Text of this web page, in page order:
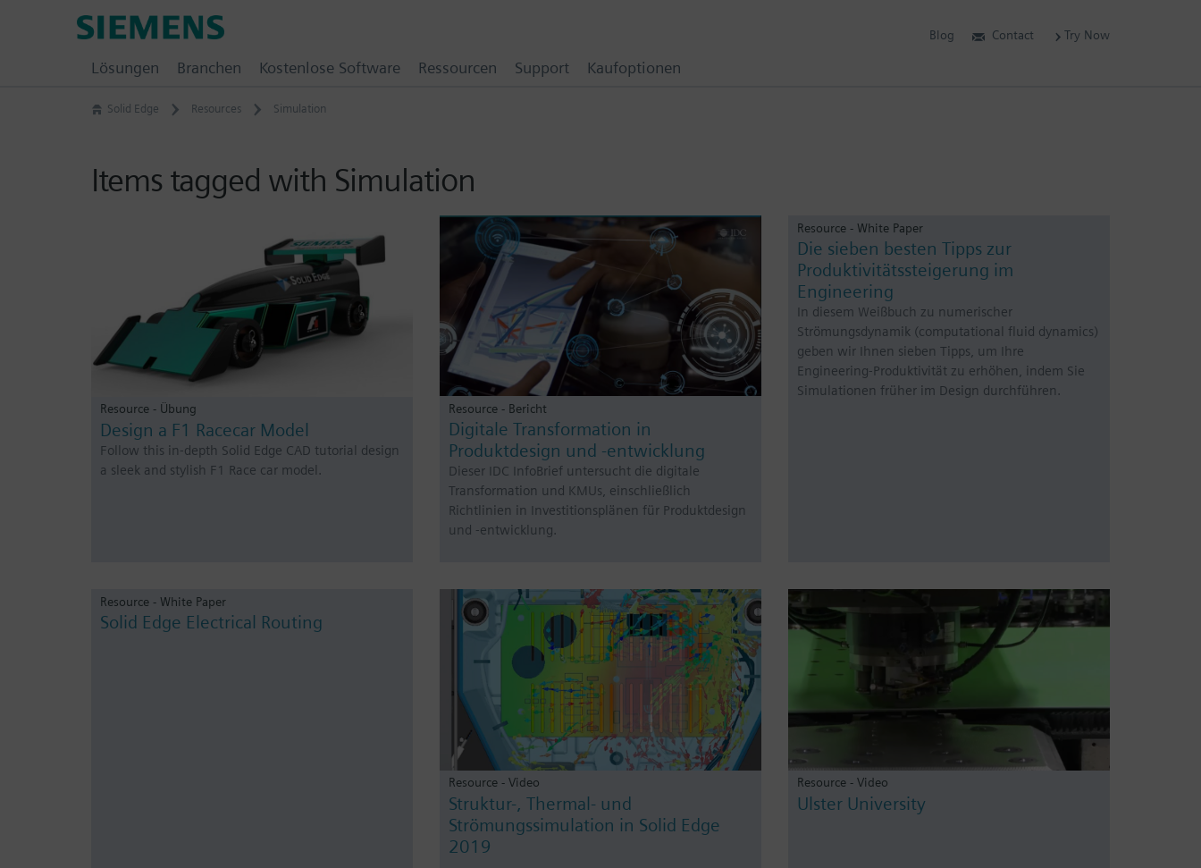
Solid Edge Resources Simulation
Items tagged with Simulation
Resource - Übung
Design a F1 Racecar Model
Follow this in-depth Solid Edge CAD tutorial design
a sleek and stylish F1 Race car model.
Resource - Bericht
Digitale Transformation in
Produktdesign und -entwicklung
Dieser IDC InfoBrief untersucht die digitale
Transformation und KMUs, einschließlich
Richtlinien in Investitionsplänen für Produktdesign
und -entwicklung.
Resource - White Paper
Die sieben besten Tipps zur
Produktivitätssteigerung im
Engineering
In diesem Weißbuch zu numerischer
Strömungsdynamik (computational fluid dynamics)
geben wir Ihnen sieben Tipps, um Ihre
Engineering-Produktivität zu erhöhen, indem Sie
Simulationen früher im Design durchführen.
Resource - White Paper
Solid Edge Electrical Routing
Resource - Video
Struktur-, Thermal- und
Strömungssimulation in Solid Edge
2019
Resource - Video
Ulster University
Blog Contact Try Now
Lösungen Branchen Kostenlose Software Ressourcen Support Kaufoptionen